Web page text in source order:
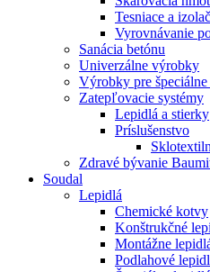
Tesniace a
Vyrovnávanie
Sanácia betónu
Univerzálne výrobky
Výrobky pre špeciálne
Zatepľovacie systémy
Lepidlá a stierky
Príslušenstvo
Zdravé bývanie
Soudal
Lepidlá
Chemické kotvy
Konštrukčné
Montážne
Podlahové